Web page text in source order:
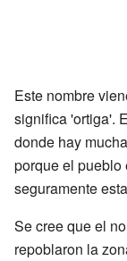
Este nombre
significa 'ortiga'.
donde hay
porque el pueblo
seguramente
Se cree que el
repoblaron la